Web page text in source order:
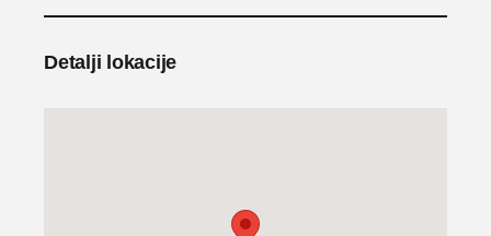
Detalji lokacije